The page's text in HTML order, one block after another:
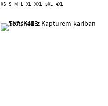
XS S M L XL XXL 3XL 4XL